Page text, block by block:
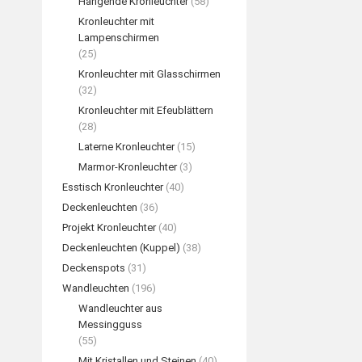
Kronleuchter mit
Lampenschirmen
(25)
Kronleuchter mit Glasschirmen
(32)
Kronleuchter mit Efeublättern
(28)
Laterne Kronleuchter (15)
Marmor-Kronleuchter (3)
Esstisch Kronleuchter (40)
Deckenleuchten (36)
Projekt Kronleuchter (40)
Deckenleuchten (Kuppel) (38)
Deckenspots (31)
Wandleuchten (196)
Wandleuchter aus
Messingguss
(55)